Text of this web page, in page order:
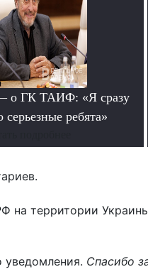
о ГК ТАИФ: «Я сразу
серьезные ребята»
на территории
уведомления. Спасибо